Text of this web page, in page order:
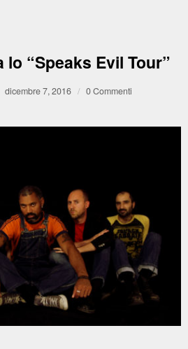
“Speaks Evil Tour”
dicembre 7, 2016 / 0 Commenti